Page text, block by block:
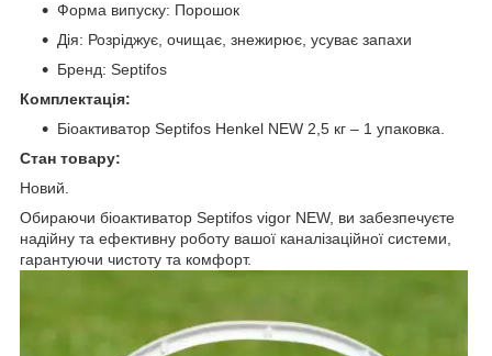
Форма випуску: Порошок
Дія: Розріджує, очищає, знежирює, усуває запахи
Бренд: Septifos
Комплектація:
Біоактиватор Septifos Henkel NEW 2,5 кг – 1 упаковка.
Стан товару:
Новий.
Обираючи біоактиватор Septifos vigor NEW, ви забезпечуєте
надійну та ефективну роботу вашої каналізаційної системи,
гарантуючи чистоту та комфорт.